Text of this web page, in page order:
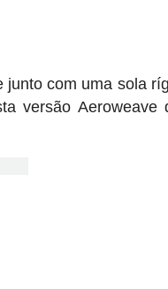
com uma sola
versão Aeroweave